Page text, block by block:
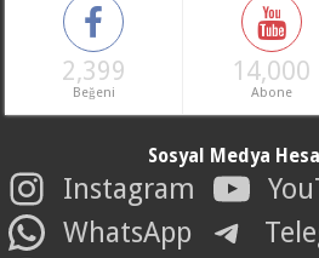
2,399
Beğeni
14,000
Abone
Sosyal Medya
Instagram
WhatsApp